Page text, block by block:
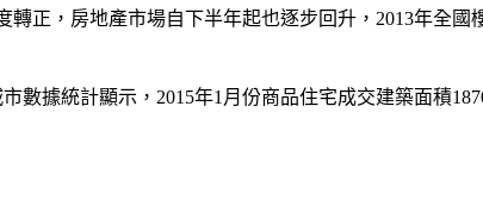
轉正，房地產市場自下半年起也逐步回升，2013年全
數據統計顯示，2015年1月份商品住宅成交建築面積